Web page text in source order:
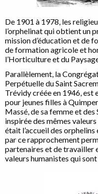
De 1901 à 1978, les
l’orphelinat qui obtient un
mission d’éducation et de
de formation agricole et
l’Horticulture et du
Parallèlement, la
Perpétuelle du Saint
Trévidy créée en 1946, est
pour jeunes filles à
Massé, de sa femme et
inspirée des mêmes
était l’accueil des
par ce rapprochement
partenaires et de travailler
valeurs humanistes qui